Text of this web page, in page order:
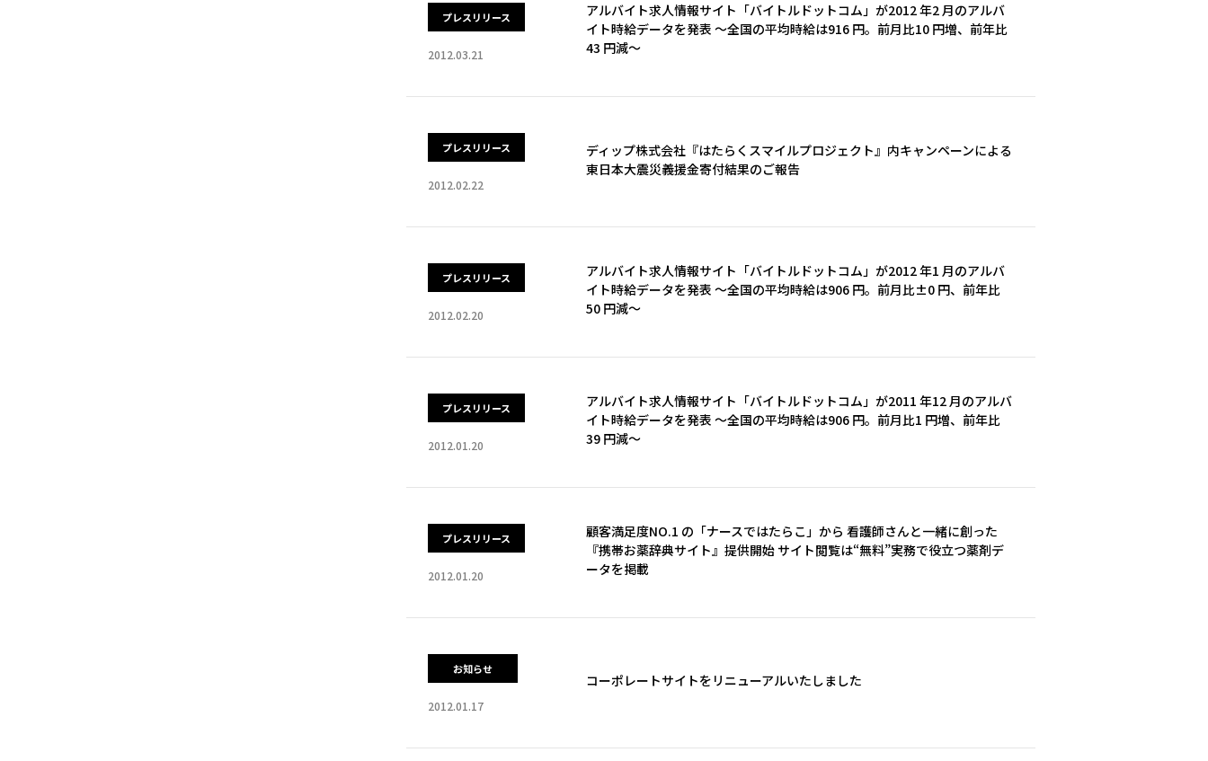
プレスリリース
2012.03.21
アルバイト求人情報サイト「バイトルドットコム」が2012 年2 月のアルバ
イト時給データを発表 ～全国の平均時給は916 円。前月比10 円増、前年比
43 円減～
プレスリリース
2012.02.22
ディップ株式会社『はたらくスマイルプロジェクト』内キャンペーンによる
東日本大震災義援金寄付結果のご報告
プレスリリース
2012.02.20
アルバイト求人情報サイト「バイトルドットコム」が2012 年1 月のアルバ
イト時給データを発表 ～全国の平均時給は906 円。前月比±0 円、前年比
50 円減～
プレスリリース
2012.01.20
アルバイト求人情報サイト「バイトルドットコム」が2011 年12 月のアルバ
イト時給データを発表 ～全国の平均時給は906 円。前月比1 円増、前年比
39 円減～
プレスリリース
2012.01.20
顧客満足度NO.1 の「ナースではたらこ」から 看護師さんと一緒に創った
『携帯お薬辞典サイト』提供開始 サイト閲覧は“無料”実務で役立つ薬剤デ
ータを掲載
お知らせ
2012.01.17
コーポレートサイトをリニューアルいたしました